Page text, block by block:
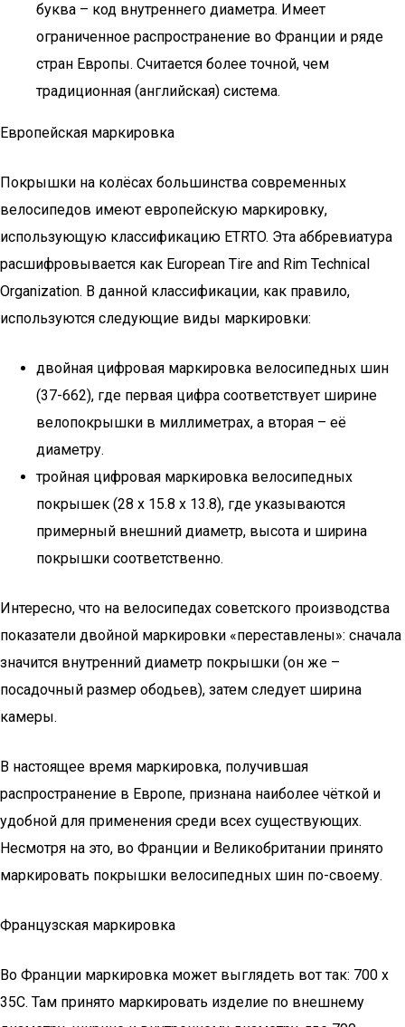
буква – код внутреннего диаметра. Имеет
ограниченное распространение во Франции и ряде
стран Европы. Считается более точной, чем
традиционная (английская) система.
Европейская маркировка
Покрышки на колёсах большинства современных
велосипедов имеют европейскую маркировку,
использующую классификацию ETRTO. Эта аббревиатура
расшифровывается как European Tire and Rim Technical
Organization. В данной классификации, как правило,
используются следующие виды маркировки:
двойная цифровая маркировка велосипедных шин
(37-662), где первая цифра соответствует ширине
велопокрышки в миллиметрах, а вторая – её
диаметру.
тройная цифровая маркировка велосипедных
покрышек (28 х 15.8 х 13.8), где указываются
примерный внешний диаметр, высота и ширина
покрышки соответственно.
Интересно, что на велосипедах советского производства
показатели двойной маркировки «переставлены»: сначала
значится внутренний диаметр покрышки (он же –
посадочный размер ободьев), затем следует ширина
камеры.
В настоящее время маркировка, получившая
распространение в Европе, признана наиболее чёткой и
удобной для применения среди всех существующих.
Несмотря на это, во Франции и Великобритании принято
маркировать покрышки велосипедных шин по-своему.
Французская маркировка
Во Франции маркировка может выглядеть вот так: 700 х
35С. Там принято маркировать изделие по внешнему